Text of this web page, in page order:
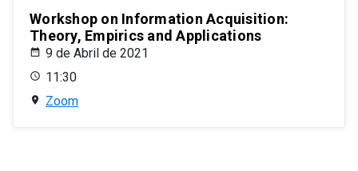
Workshop on Information Acquisition:
Theory, Empirics and Applications
9 de Abril de 2021
11:30
Zoom